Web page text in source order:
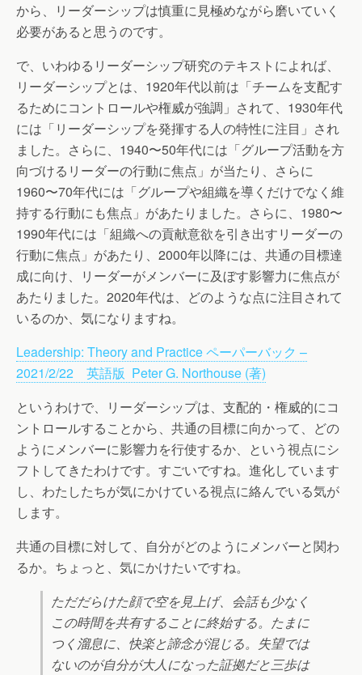
から、リーダーシップは慎重に見極めながら磨いていく
必要があると思うのです。
で、いわゆるリーダーシップ研究のテキストによれば、
リーダーシップとは、1920年代以前は「チームを支配す
るためにコントロールや権威が強調」されて、1930年代
には「リーダーシップを発揮する人の特性に注目」され
ました。さらに、1940〜50年代には「グループ活動を方
向づけるリーダーの行動に焦点」が当たり、さらに
1960〜70年代には「グループや組織を導くだけでなく維
持する行動にも焦点」があたりました。さらに、1980〜
1990年代には「組織への貢献意欲を引き出すリーダーの
行動に焦点」があたり、2000年以降には、共通の目標達
成に向け、リーダーがメンバーに及ぼす影響力に焦点が
あたりました。2020年代は、どのような点に注目されて
いるのか、気になりますね。
Leadership: Theory and Practice ペーパーバック –
2021/2/22 英語版 Peter G. Northouse (著)
というわけで、リーダーシップは、支配的・権威的にコ
ントロールすることから、共通の目標に向かって、どの
ようにメンバーに影響力を行使するか、という視点にシ
フトしてきたわけです。すごいですね。進化しています
し、わたしたちが気にかけている視点に絡んでいる気が
します。
共通の目標に対して、自分がどのようにメンバーと関わ
るか。ちょっと、気にかけたいですね。
ただだらけた顔で空を見上げ、会話も少なく
この時間を共有することに終始する。たまに
つく溜息に、快楽と諦念が混じる。失望では
ないのが自分が大人になった証拠だと三歩は